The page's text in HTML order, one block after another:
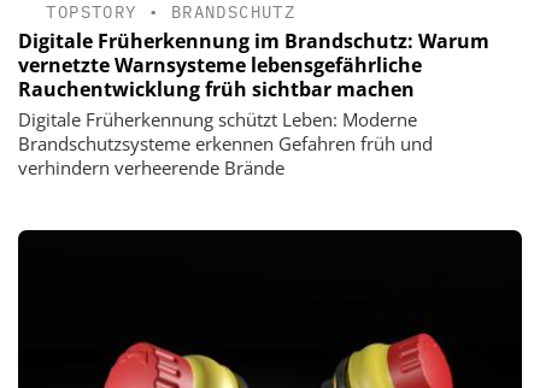
TOPSTORY • BRANDSCHUTZ
Digitale Früherkennung im Brandschutz: Warum
vernetzte Warnsysteme lebensgefährliche
Rauchentwicklung früh sichtbar machen
Digitale Früherkennung schützt Leben: Moderne
Brandschutzsysteme erkennen Gefahren früh und
verhindern verheerende Brände